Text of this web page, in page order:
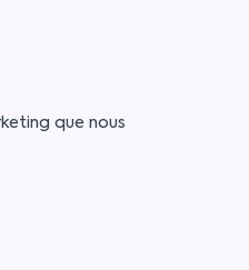
que nous